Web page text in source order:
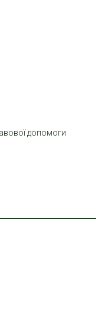
допомоги